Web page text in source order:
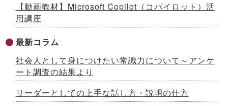
【動画教材】Microsoft Copilot（コパイロット）活
用講座
最新コラム
社会人として身につけたい常識力について～アンケ
ート調査の結果より
リーダーとしての上手な話し方・説明の仕方